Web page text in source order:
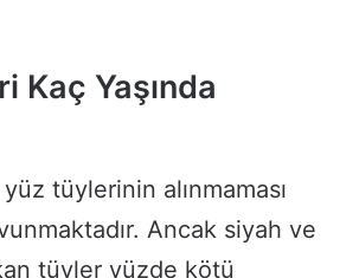
Kaç Yaşında
tüylerinin alınmaması
Ancak siyah ve
tüyler yüzde kötü